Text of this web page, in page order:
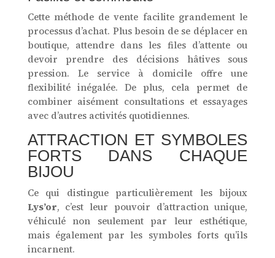
Cette méthode de vente facilite grandement le
processus d’achat. Plus besoin de se déplacer en
boutique, attendre dans les files d’attente ou
devoir prendre des décisions hâtives sous
pression. Le service à domicile offre une
flexibilité inégalée. De plus, cela permet de
combiner aisément consultations et essayages
avec d’autres activités quotidiennes.
ATTRACTION ET SYMBOLES
FORTS DANS CHAQUE
BIJOU
Ce qui distingue particulièrement les bijoux
Lys’or, c’est leur pouvoir d’attraction unique,
véhiculé non seulement par leur esthétique,
mais également par les symboles forts qu’ils
incarnent.